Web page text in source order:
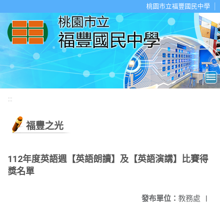
桃園市立福豐國民中學
:::
福豐之光
112年度英語週【英語朗讀】及【英語演講】比賽得
獎名單
發布單位： 教務處 |